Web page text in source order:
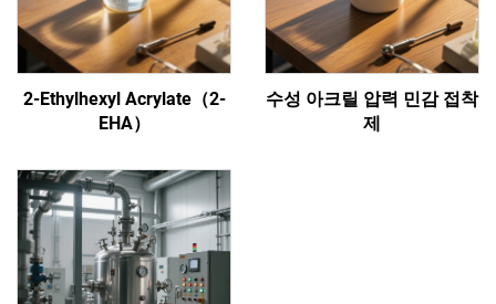
2-Ethylhexyl Acrylate（2-
EHA）
수성 아크릴 압력 민감 접착
제